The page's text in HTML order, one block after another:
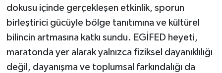
dokusu içinde gerçekleşen etkinlik, sporun
birleştirici gücüyle bölge tanıtımına ve kültürel
bilincin artmasına katkı sundu. EGİFED heyeti,
maratonda yer alarak yalnızca fiziksel dayanıklılığı
değil, dayanışma ve toplumsal farkındalığı da